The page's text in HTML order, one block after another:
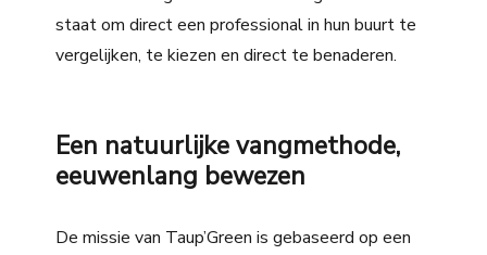
staat om direct een professional in hun buurt te
vergelijken, te kiezen en direct te benaderen.
Een natuurlijke vangmethode,
eeuwenlang bewezen
De missie van Taup’Green is gebaseerd op een